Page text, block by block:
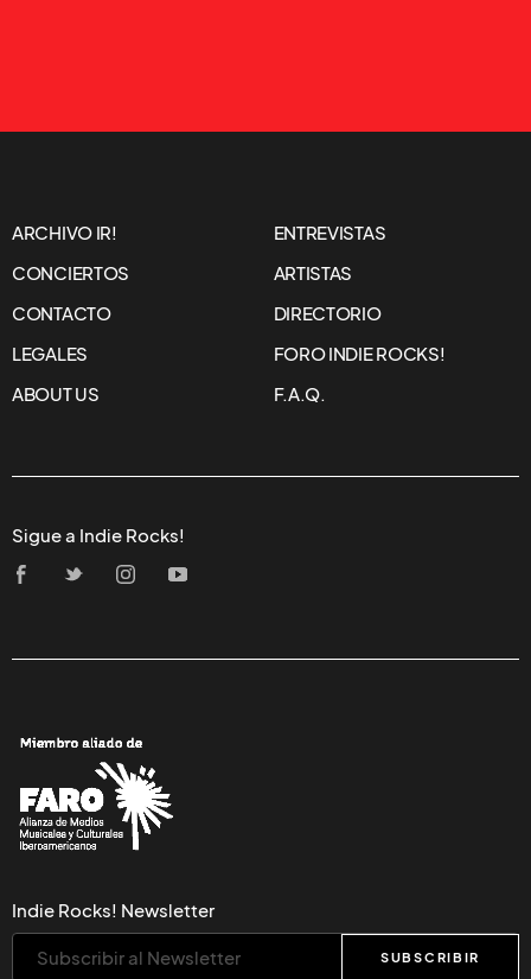
ARCHIVO IR!
ENTREVISTAS
CONCIERTOS
ARTISTAS
CONTACTO
DIRECTORIO
LEGALES
FORO INDIE ROCKS!
ABOUT US
F.A.Q.
Sigue a Indie Rocks!
Indie Rocks! Newsletter